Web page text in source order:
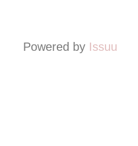
Powered by Issuu